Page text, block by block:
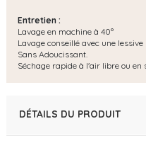
Entretien :
Lavage en machine à 40°
Lavage conseillé avec une
Sans Adoucissant.
Séchage rapide à l'air libre ou
DÉTAILS DU PRODUIT